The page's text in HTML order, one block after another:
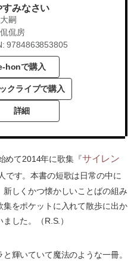
すみなさい
嗣
侃房
9784863853805
honで購入
クライブで購入
詳細
めて2014年に歌集『サイレン
です。本書の短歌は日常の中に
しくかつ懐かしいことばの組み
をポケットに入れて散歩に出か
した。（R.S.）
輝いていて魔法のような一冊。